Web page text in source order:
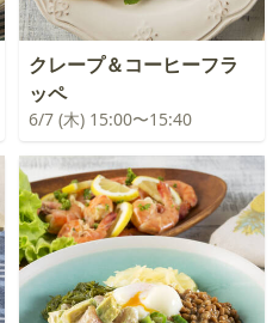
クレープ＆コーヒーフラ
ッペ
6/7 (木) 15:00〜15:40